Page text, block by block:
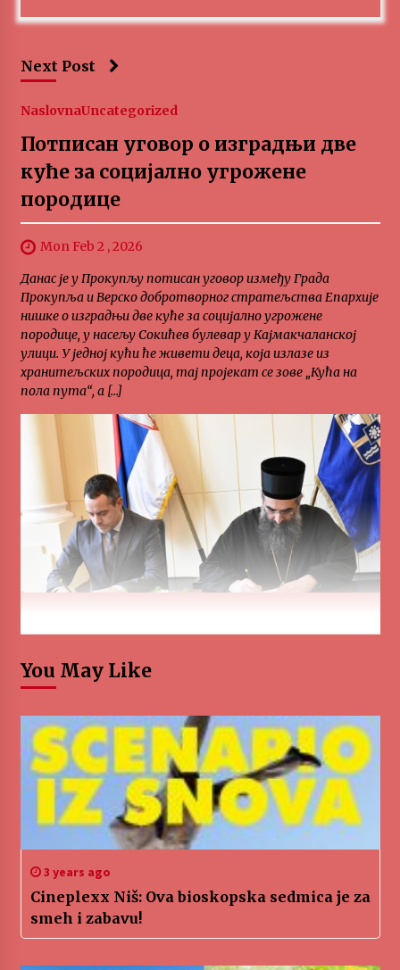
Next Post
NaslovnaUncategorized
Потписан уговор о изградњи две
куће за социјално угрожене
породице
Mon Feb 2 , 2026
Данас је у Прокупљу потисан уговор између Града
Прокупља и Верско добротворног стратељства Епархије
нишке о изградњи две куће за социјално угрожене
породице, у насељу Сокићев булевар у Кајмакчаланској
улици. У једној кући ће живети деца, која излазе из
хранитељских породица, тај пројекат се зове „Кућа на
пола пута“, а […]
You May Like
3 years ago
Cineplexx Niš: Ova bioskopska sedmica je za
smeh i zabavu!